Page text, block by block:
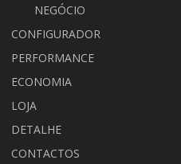
NEGÓCIO
CONFIGURADOR
PERFORMANCE
ECONOMIA
LOJA
DETALHE
CONTACTOS